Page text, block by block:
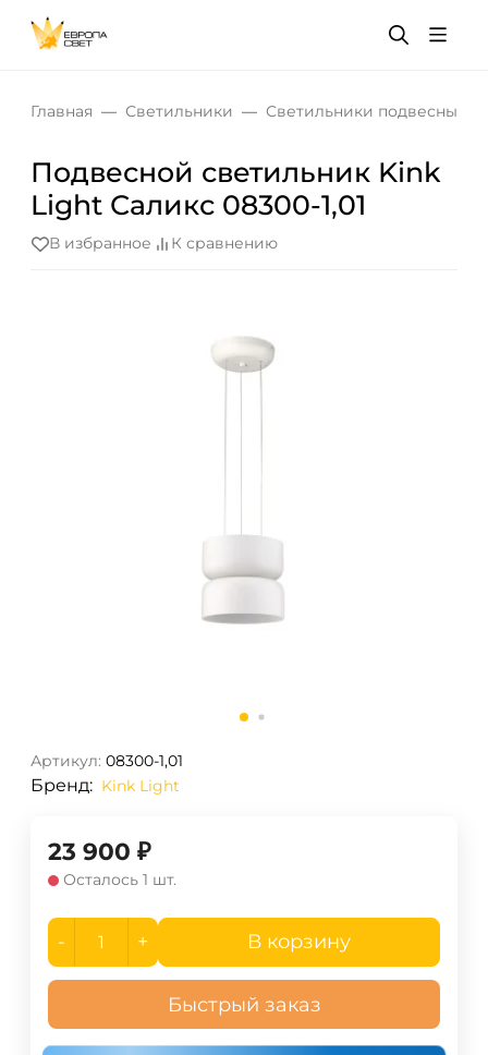
Главная Светильники Светильники подвесные
Подвесной светильник Kink
Light Саликс 08300-1,01
В избранное К сравнению
Артикул: 08300-1,01
Бренд: Kink Light
23 900 ₽
Осталось 1 шт.
- + В корзину
Быстрый заказ